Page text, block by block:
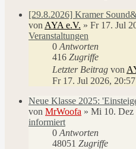
[29.8.2026] Kramer
von AYA e.V. » Fr 17. Jul
Veranstaltungen
0 Antworten
416 Zugriffe
Letzter Beitrag von
Fr 17. Jul 2026, 20:57
Neue Klasse 2025:
von MrWoofa » Mi 10. Dez
informiert
0 Antworten
48051 Zugriffe